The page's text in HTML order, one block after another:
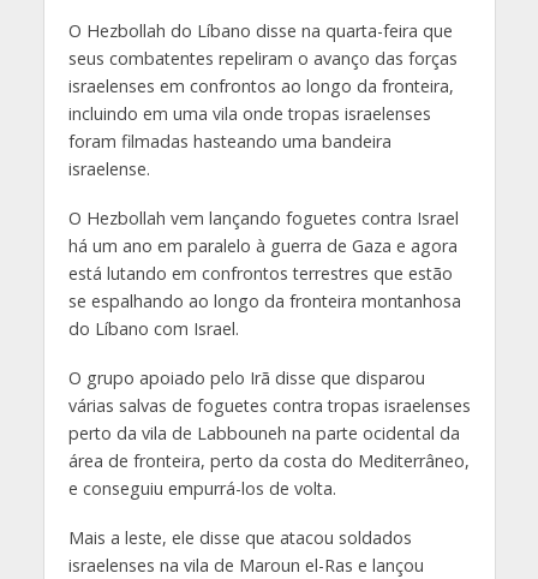
O Hezbollah do Líbano disse na quarta-feira que
seus combatentes repeliram o avanço das forças
israelenses em confrontos ao longo da fronteira,
incluindo em uma vila onde tropas israelenses
foram filmadas hasteando uma bandeira
israelense.
O Hezbollah vem lançando foguetes contra Israel
há um ano em paralelo à guerra de Gaza e agora
está lutando em confrontos terrestres que estão
se espalhando ao longo da fronteira montanhosa
do Líbano com Israel.
O grupo apoiado pelo Irã disse que disparou
várias salvas de foguetes contra tropas israelenses
perto da vila de Labbouneh na parte ocidental da
área de fronteira, perto da costa do Mediterrâneo,
e conseguiu empurrá-los de volta.
Mais a leste, ele disse que atacou soldados
israelenses na vila de Maroun el-Ras e lançou